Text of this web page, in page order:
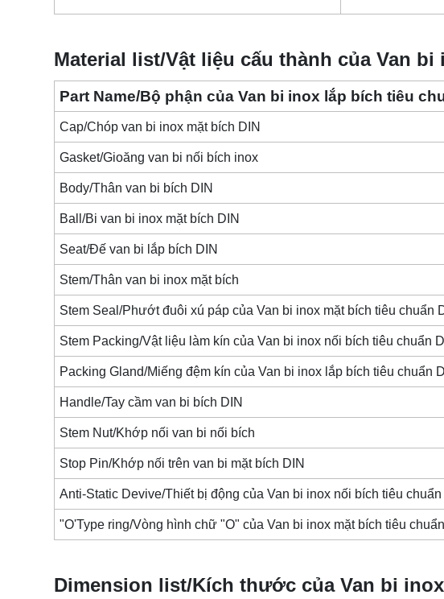
Material list/Vật liệu cấu thành của Van bi
Part Name/Bộ phận của Van bi inox lắp bích tiêu
Cap/Chóp van bi inox mặt bích DIN
Gasket/Gioăng van bi nối bích inox
Body/Thân van bi bích DIN
Ball/Bi van bi inox mặt bích DIN
Seat/Đế van bi lắp bích DIN
Stem/Thân van bi inox mặt bích
Stem Seal/Phướt đuôi xú páp củaVan bi inox mặt bích tiêu chuẩn
Stem Packing/Vật liệu làm kín củaVan bi inox nối bích tiêu chuẩn
Packing Gland/Miếng đệm kín củaVan bi inox lắp bích tiêu chuẩn
Handle/Tay cầm van bi bích DIN
Stem Nut/Khớp nối van bi nối bích
Stop Pin/Khớp nối trên van bi mặt bích DIN
Anti-Static Devive/Thiết bị động củaVan bi inox nối bích tiêu chuẩn
"O'Type ring/Vòng hình chữ "O" củaVan bi inox mặt bích tiêu
Dimension list/Kích thước của Van bi